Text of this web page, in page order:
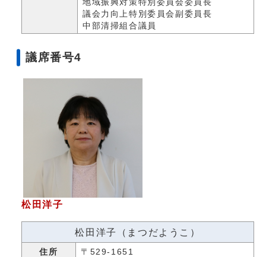
地域振興対策特別委員会委員長
議会力向上特別委員会副委員長
中部清掃組合議員
議席番号4
松田洋子
松田洋子（まつだようこ）
住所
〒529-1651